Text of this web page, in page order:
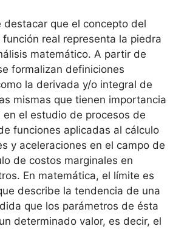
destacar que el concepto del
real representa la piedra
matemático. A partir de
formalizan definiciones
la derivada y/o integral de
mismas que tienen importancia
el estudio de procesos de
funciones aplicadas al cálculo
y aceleraciones en el campo de
de costos marginales en
En matemática, el límite es
describe la tendencia de una
que los parámetros de ésta
determinado valor, es decir, el